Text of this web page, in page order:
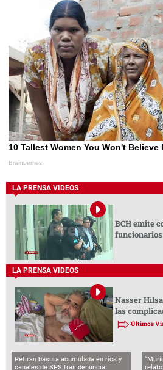
LA PRENSA VIDEOS
BCH emite
LA PRENSA VIDEOS
Nasser
las
Últimos
Retiran basura acumulada en ríos y
canales de SPS tras denuncia